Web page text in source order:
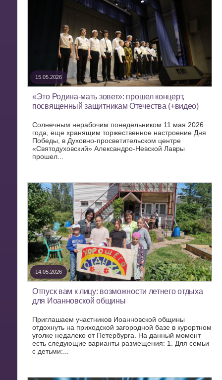
15.05.2026
«Это Родина-мать зовет»: прошел концерт,
посвященный защитникам Отечества (+видео)
Солнечным нерабочим понедельником 11 мая 2026
года, еще хранящим торжественное настроение Дня
Победы, в Духовно-просветительском центре
«Святодуховский» Александро-Невской Лавры
прошел...
14.05.2026
Отпуск вам к лицу: возможности летнего отдыха
для Иоанновской общины
Приглашаем участников Иоанновской общины
отдохнуть на приходской загородной базе в курортном
уголке недалеко от Петербурга. На данный момент
есть следующие варианты размещения: 1. Для семьи
с детьми:...